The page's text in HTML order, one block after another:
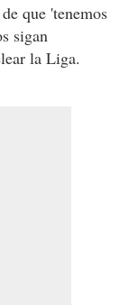
que 'tenemos
sigan
la Liga.